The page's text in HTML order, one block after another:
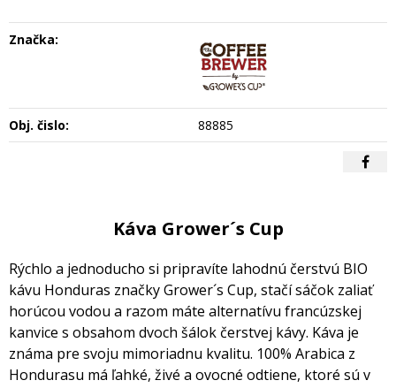
Značka:
Obj. čislo: 88885
Káva Grower´s Cup
Rýchlo a jednoducho si pripravíte lahodnú čerstvú BIO
kávu Honduras značky Grower´s Cup, stačí sáčok zaliať
horúcou vodou a razom máte alternatívu francúzskej
kanvice s obsahom dvoch šálok čerstvej kávy. Káva je
známa pre svoju mimoriadnu kvalitu. 100% Arabica z
Hondurasu má ľahké, živé a ovocné odtiene, ktoré sú v